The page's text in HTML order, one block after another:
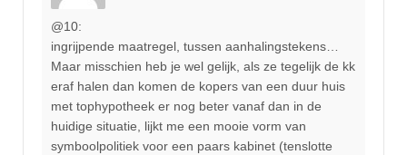
@10:
ingrijpende maatregel, tussen aanhalingstekens…
Maar misschien heb je wel gelijk, als ze tegelijk de kk
eraf halen dan komen de kopers van een duur huis
met tophypotheek er nog beter vanaf dan in de
huidige situatie, lijkt me een mooie vorm van
symboolpolitiek voor een paars kabinet (tenslotte